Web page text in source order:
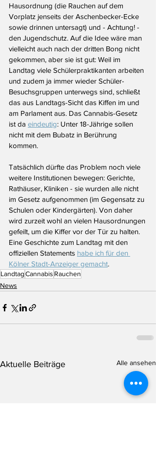
Hausordnung (die Rauchen auf dem
Vorplatz jenseits der Aschenbecker-Ecke
sowie drinnen untersagt) und - Achtung! -
den Jugendschutz. Auf die Idee wäre man
vielleicht auch nach der dritten Bong nicht
gekommen, aber sie ist gut: Weil im
Landtag viele Schülerpraktikanten arbeiten
und zudem ja immer wieder Schüler-
Besuchsgruppen unterwegs sind, schließt
das aus Landtags-Sicht das Kiffen im und
am Parlament aus. Das Cannabis-Gesetz
ist da eindeutig: Unter 18-Jährige sollen
nicht mit dem Bubatz in Berührung
kommen.
Tatsächlich dürfte das Problem noch viele
weitere Institutionen bewegen: Gerichte,
Rathäuser, Kliniken - sie wurden alle nicht
im Gesetz aufgenommen (im Gegensatz zu
Schulen oder Kindergärten). Von daher
wird zurzeit wohl an vielen Hausordnungen
gefeilt, um die Kiffer vor der Tür zu halten.
Eine Geschichte zum Landtag mit den
offiziellen Statements habe ich für den
Kölner Stadt-Anzeiger gemacht.
LandtagCannabis Rauchen
News
Aktuelle Beiträge Alle ansehen